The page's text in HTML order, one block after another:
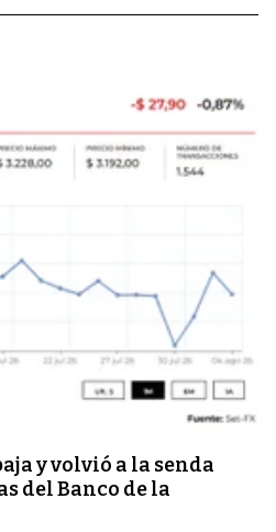
y volvió a la senda
del Banco de la